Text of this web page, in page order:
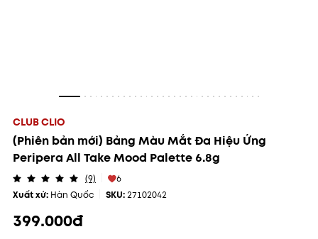
CLUB CLIO
(Phiên bản mới) Bảng Màu Mắt Đa Hiệu Ứng
Peripera All Take Mood Palette 6.8g
(9)
6
Xuất xứ: Hàn Quốc SKU:27102042
399.000đ